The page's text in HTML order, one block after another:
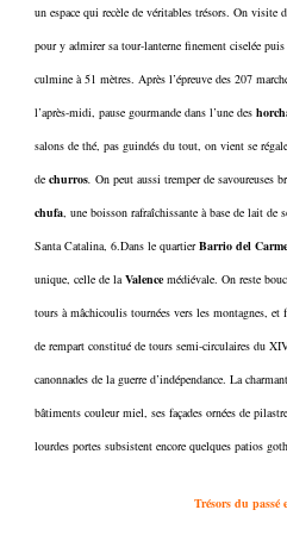
un espace qui recèle de véritables trésors. On visite
pour y admirer sa tour-lanterne finement ciselée
culmine à 51 mètres. Après l’épreuve des 207
l’après-midi, pause gourmande dans l’une des
salons de thé, pas guindés du tout, on vient se
de churros. On peut aussi tremper de savoureuses
chufa, une boisson rafraîchissante à base de lait de
Santa Catalina, 6.Dans le quartierBarrio del
unique, celle de laValence médiévale. On reste
tours à mâchicoulis tournées vers les montagnes, et
de rempart constitué de tours semi-circulaires du
canonnades de la guerre d’indépendance. La
bâtiments couleur miel, ses façades ornées de
lourdes portes subsistent encore quelques patios
Trésors du